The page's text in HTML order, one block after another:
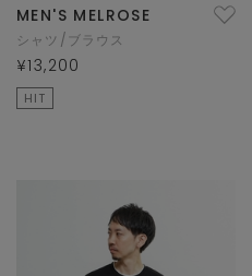
MEN'S MELROSE
シャツ/ブラウス
¥13,200
HIT